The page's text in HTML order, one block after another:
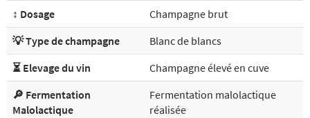
↕️ Dosage
Champagne brut
💡 Type de champagne
Blanc de blancs
⏳ Elevage du vin
Champagne élevé en cuve
🔎 Fermentation
Malolactique
Fermentation malolactique
réalisée